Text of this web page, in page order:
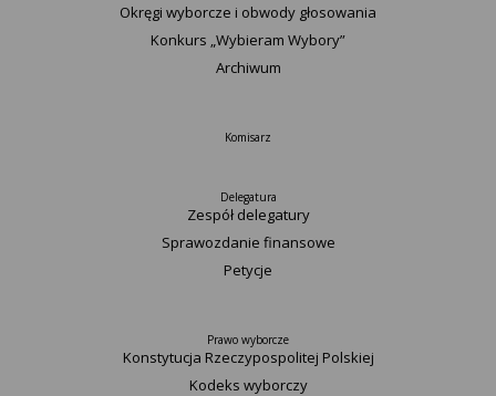
Okręgi wyborcze i obwody głosowania
Konkurs „Wybieram Wybory”
Archiwum
Komisarz
Delegatura
Zespół delegatury
Sprawozdanie finansowe
Petycje
Prawo wyborcze
Konstytucja Rzeczypospolitej Polskiej​
Kodeks wyborczy